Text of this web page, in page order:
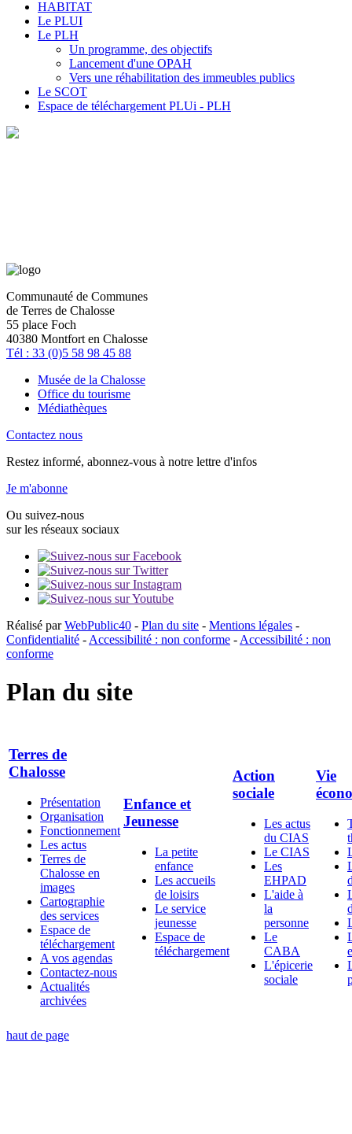
HABITAT
Le PLUI
Le PLH
Un programme, des objectifs
Lancement d'une OPAH
Vers une réhabilitation des immeubles publics
Le SCOT
Espace de téléchargement PLUi - PLH
Communauté de Communes
de Terres de Chalosse
55 place Foch
40380 Montfort en Chalosse
Tél : 33 (0)5 58 98 45 88
Musée de la Chalosse
Office du tourisme
Médiathèques
Contactez nous
Restez informé, abonnez-vous à notre lettre d'infos
Je m'abonne
Ou suivez-nous
sur les réseaux sociaux
Réalisé parWebPublic40 - Plan du site - Mentions légales -
Confidentialité - Accessibilité : non conforme - Accessibilité : non
conforme
Plan du site
Terres de
Chalosse
Présentation
Organisation
Fonctionnement
Les actus
Terres de
Chalosse en
images
Cartographie
des services
Espace de
téléchargement
A vos agendas
Contactez-nous
Actualités
archivées
Enfance et
Jeunesse
La petite
enfance
Les accueils
de loisirs
Le service
jeunesse
Espace de
téléchargement
Action
sociale
Les actus
du CIAS
Le CIAS
Les
EHPAD
L'aide à
la
personne
Le
CABA
L'épicerie
sociale
Vie
haut de page